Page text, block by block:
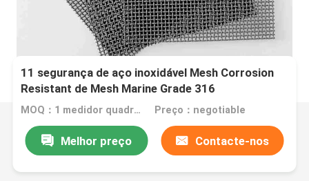
11 segurança de aço inoxidável Mesh Corrosion
Resistant de Mesh Marine Grade 316
MOQ：1 medidor quadrado Preço：negotiable
Melhor preço Contacte-nos